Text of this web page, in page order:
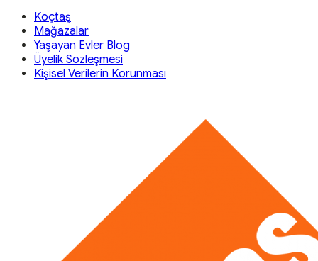
Koçtaş
Mağazalar
Yaşayan Evler Blog
Üyelik Sözleşmesi
Kişisel Verilerin Korunması